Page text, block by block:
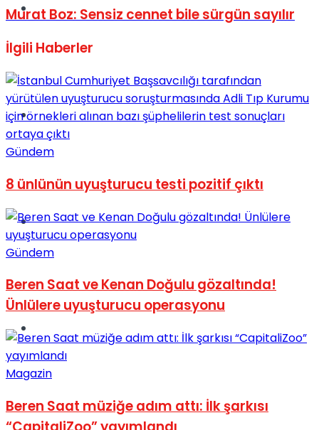
Türkiye
Müzik
Sinema
No Result
View All Result
Murat Boz: Sensiz cennet bile sürgün sayılır
İlgili Haberler
Gündem
8 ünlünün uyuşturucu testi pozitif çıktı
Gündem
Beren Saat ve Kenan Doğulu gözaltında!
Ünlülere uyuşturucu operasyonu
Magazin
Beren Saat müziğe adım attı: İlk şarkısı